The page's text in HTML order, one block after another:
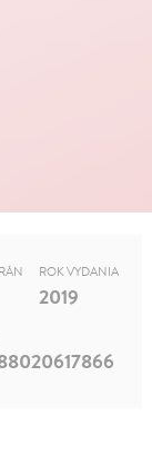
ROK VYDANIA
2019